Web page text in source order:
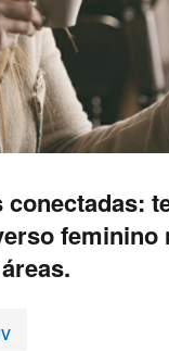
conectadas:
feminino